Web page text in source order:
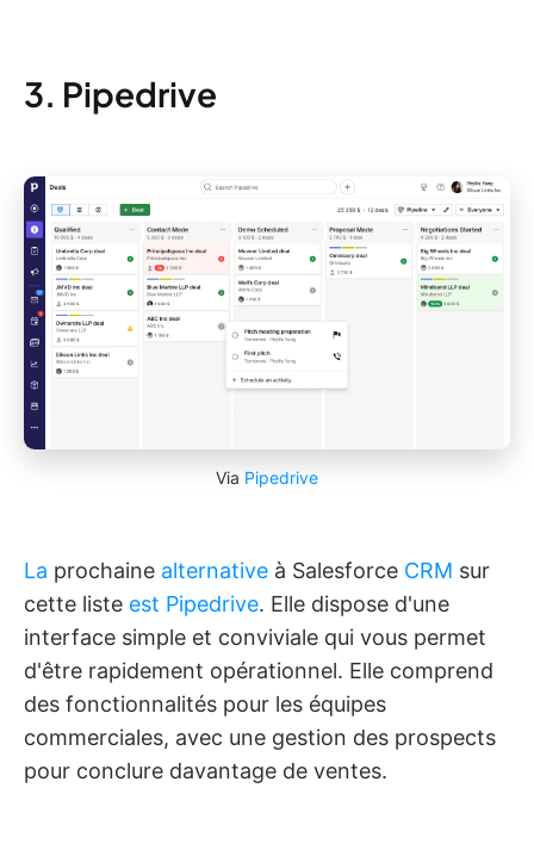
3. Pipedrive
Via Pipedrive
La prochaine alternative à Salesforce CRM sur
cette liste est Pipedrive. Elle dispose d'une
interface simple et conviviale qui vous permet
d'être rapidement opérationnel. Elle comprend
des fonctionnalités pour les équipes
commerciales, avec une gestion des prospects
pour conclure davantage de ventes.